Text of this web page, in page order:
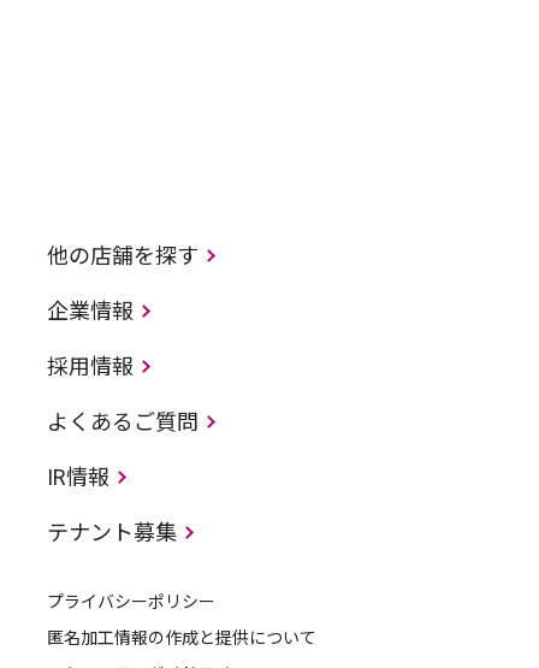
他の店舗を探す
企業情報
採用情報
よくあるご質問
IR情報
テナント募集
プライバシーポリシー
匿名加工情報の作成と提供について